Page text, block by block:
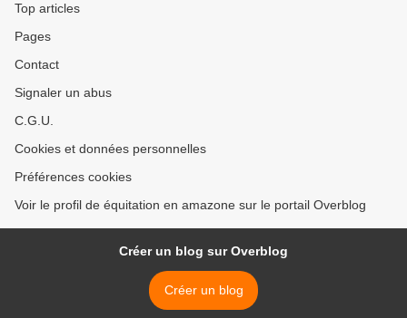
Top articles
Pages
Contact
Signaler un abus
C.G.U.
Cookies et données personnelles
Préférences cookies
Voir le profil de équitation en amazone sur le portail Overblog
Créer un blog sur Overblog
Créer un blog